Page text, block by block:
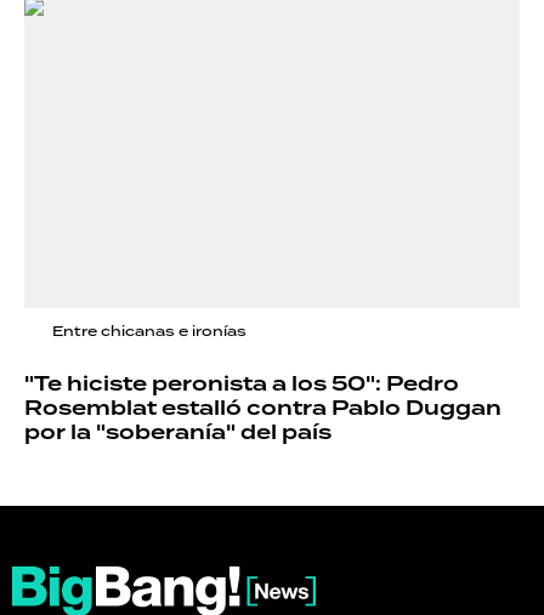
Entre chicanas e ironías
"Te hiciste peronista a los 50": Pedro
Rosemblat estalló contra Pablo Duggan
por la "soberanía" del país